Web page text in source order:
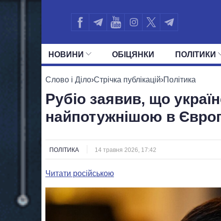
НОВИНИ ОБIЦЯНКИ ПОЛIТИКИ
УСІ ПОЛІТИКИ ПРЕЗИДЕНТ І ОФІС
Слово і Діло›Стрічка публікацій›Політика
Рубіо заявив, що
найпотужнішою в
ПОЛІТИКА 14 травня 2026, 17:42
Читати російською